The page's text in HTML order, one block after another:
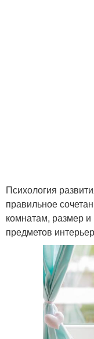
Психология
правильное
комнатам, размер
предметов